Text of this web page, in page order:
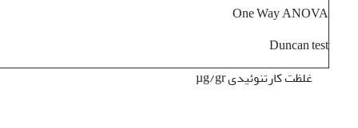
One Way ANOVA
Duncan test
غلظت کارتنوئیدی µg/gr